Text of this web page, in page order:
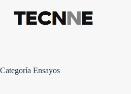
contenido
Categoría Ensayos